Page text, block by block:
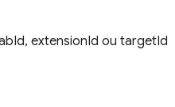
extensionId ou targetId